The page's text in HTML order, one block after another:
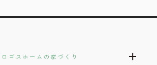
ロゴスホームの家づくり